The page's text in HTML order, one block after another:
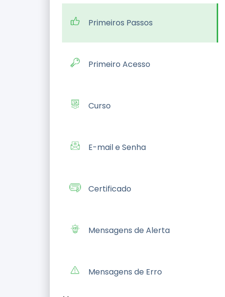
Primeiros Passos
Primeiro Acesso
Curso
E-mail e Senha
Certificado
Mensagens de Alerta
Mensagens de Erro